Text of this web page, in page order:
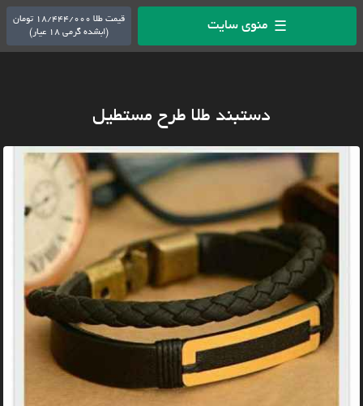
☰ منوی سایت
قیمت طلا 18/444/000 تومان
(ابشده گرمی 18 عیار)
دستبند طلا طرح مستطیل